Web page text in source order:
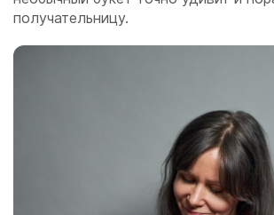
получательницу.